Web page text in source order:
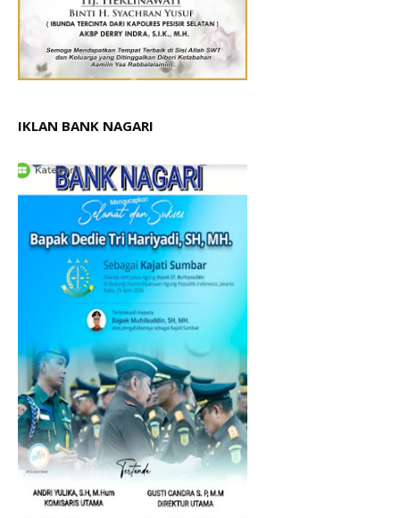
IKLAN BANK NAGARI